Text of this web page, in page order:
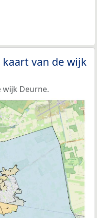
van de wijk
wijk Deurne.